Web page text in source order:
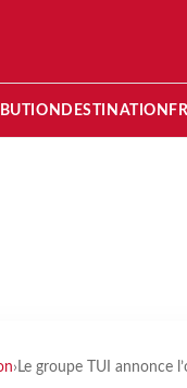
DESTINATION
› Le groupe TUI annonce